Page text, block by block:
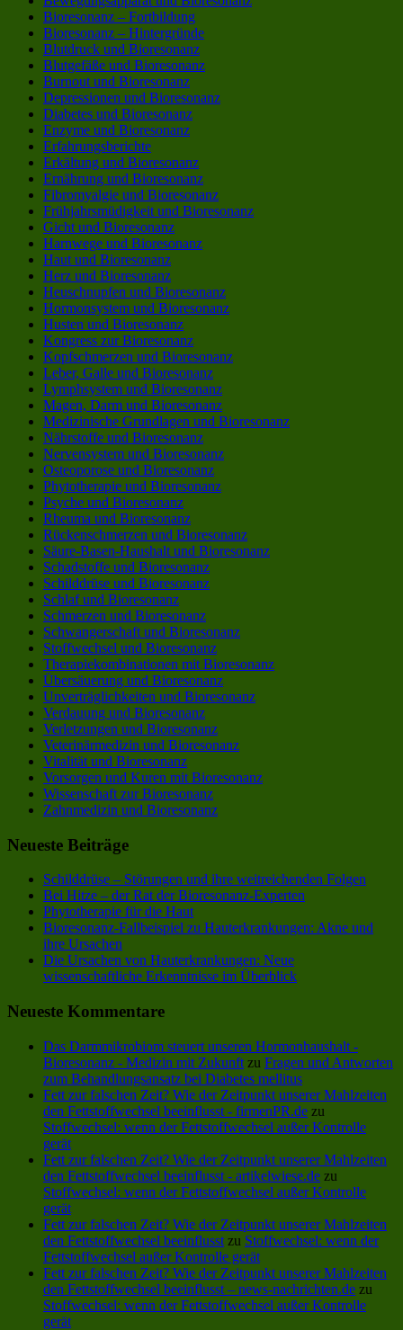
Bioresonanz – Fortbildung
Bioresonanz – Hintergründe
Blutdruck und Bioresonanz
Blutgefäße und Bioresonanz
Burnout und Bioresonanz
Depressionen und Bioresonanz
Diabetes und Bioresonanz
Enzyme und Bioresonanz
Erfahrungsberichte
Erkältung und Bioresonanz
Ernährung und Bioresonanz
Fibromyalgie und Bioresonanz
Frühjahrsmüdigkeit und Bioresonanz
Gicht und Bioresonanz
Harnwege und Bioresonanz
Haut und Bioresonanz
Herz und Bioresonanz
Heuschnupfen und Bioresonanz
Hormonsystem und Bioresonanz
Husten und Bioresonanz
Kongress zur Bioresonanz
Kopfschmerzen und Bioresonanz
Leber, Galle und Bioresonanz
Lymphsystem und Bioresonanz
Magen, Darm und Bioresonanz
Medizinische Grundlagen und Bioresonanz
Nährstoffe und Bioresonanz
Nervensystem und Bioresonanz
Osteoporose und Bioresonanz
Phytotherapie und Bioresonanz
Psyche und Bioresonanz
Rheuma und Bioresonanz
Rückenschmerzen und Bioresonanz
Säure-Basen-Haushalt und Bioresonanz
Schadstoffe und Bioresonanz
Schilddrüse und Bioresonanz
Schlaf und Bioresonanz
Schmerzen und Bioresonanz
Schwangerschaft und Bioresonanz
Stoffwechsel und Bioresonanz
Therapiekombinationen mit Bioresonanz
Übersäuerung und Bioresonanz
Unverträglichkeiten und Bioresonanz
Verdauung und Bioresonanz
Verletzungen und Bioresonanz
Veterinärmedizin und Bioresonanz
Vitalität und Bioresonanz
Vorsorgen und Kuren mit Bioresonanz
Wissenschaft zur Bioresonanz
Zahnmedizin und Bioresonanz
Neueste Beiträge
Schilddrüse – Störungen und ihre weitreichenden Folgen
Bei Hitze – der Rat der Bioresonanz-Experten
Phytotherapie für die Haut
Bioresonanz-Fallbeispiel zu Hauterkrankungen: Akne und
ihre Ursachen
Die Ursachen von Hauterkrankungen: Neue
wissenschaftliche Erkenntnisse im Überblick
Neueste Kommentare
Das Darmmikrobiom steuert unseren Hormonhaushalt -
Bioresonanz - Medizin mit Zukunft zu Fragen und Antworten
zum Behandlungsansatz bei Diabetes mellitus
Fett zur falschen Zeit? Wie der Zeitpunkt unserer Mahlzeiten
den Fettstoffwechsel beeinflusst - firmenPR.de zu
Stoffwechsel: wenn der Fettstoffwechsel außer Kontrolle
gerät
Fett zur falschen Zeit? Wie der Zeitpunkt unserer Mahlzeiten
den Fettstoffwechsel beeinflusst - artikelwiese.de zu
Stoffwechsel: wenn der Fettstoffwechsel außer Kontrolle
gerät
Fett zur falschen Zeit? Wie der Zeitpunkt unserer Mahlzeiten
den Fettstoffwechsel beeinflusst zu Stoffwechsel: wenn der
Fettstoffwechsel außer Kontrolle gerät
Fett zur falschen Zeit? Wie der Zeitpunkt unserer Mahlzeiten
den Fettstoffwechsel beeinflusst – news-nachrichten.de zu
Stoffwechsel: wenn der Fettstoffwechsel außer Kontrolle
gerät